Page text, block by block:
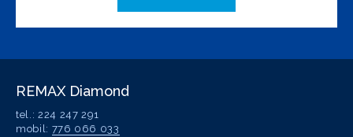
REMAX Diamond
tel.: 224 247 291
mobil: 776 066 033